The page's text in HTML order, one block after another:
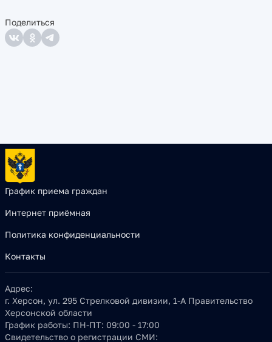
Поделиться
График приема граждан
Интернет приёмная
Политика конфиденциальности
Контакты
Адрес:
г. Херсон, ул. 295 Стрелковой дивизии, 1-А Правительство
Херсонской области
График работы: ПН-ПТ: 09:00 - 17:00
Свидетельство о регистрации СМИ: